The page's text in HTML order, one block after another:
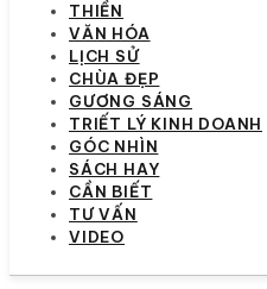
THIỀN
VĂN HÓA
LỊCH SỬ
CHÙA ĐẸP
GƯƠNG SÁNG
TRIẾT LÝ KINH DOANH
GÓC NHÌN
SÁCH HAY
CẦN BIẾT
TƯ VẤN
VIDEO